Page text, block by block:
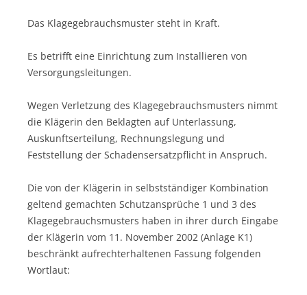
Das Klagegebrauchsmuster steht in Kraft.
Es betrifft eine Einrichtung zum Installieren von
Versorgungsleitungen.
Wegen Verletzung des Klagegebrauchsmusters nimmt
die Klägerin den Beklagten auf Unterlassung,
Auskunftserteilung, Rechnungslegung und
Feststellung der Schadensersatzpflicht in Anspruch.
Die von der Klägerin in selbstständiger Kombination
geltend gemachten Schutzansprüche 1 und 3 des
Klagegebrauchsmusters haben in ihrer durch Eingabe
der Klägerin vom 11. November 2002 (Anlage K1)
beschränkt aufrechterhaltenen Fassung folgenden
Wortlaut: